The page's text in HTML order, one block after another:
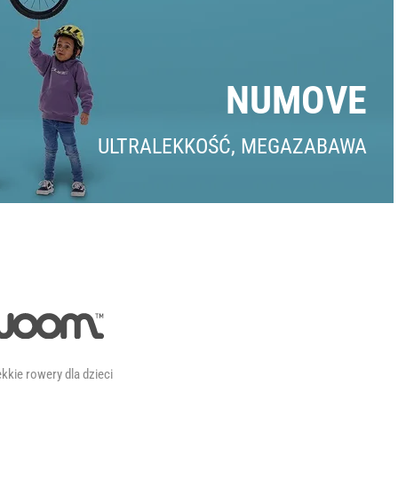
NUMOVE
ULTRALEKKOŚĆ, MEGAZABAWA
rowery dla dzieci